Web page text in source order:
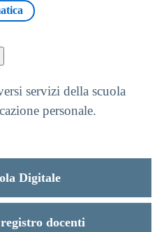
servizi della scuola
personale.
Digitale
registro docenti